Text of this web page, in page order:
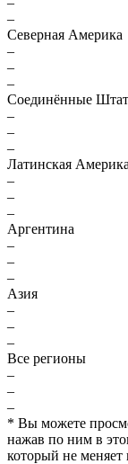
–
Северная Америка
–
–
–
Соединённые
–
–
–
Латинская Америка
–
–
–
Аргентина
–
–
–
Азия
–
–
–
Все регионы
–
–
–
* Вы можете
нажав по ним в
который не меняет